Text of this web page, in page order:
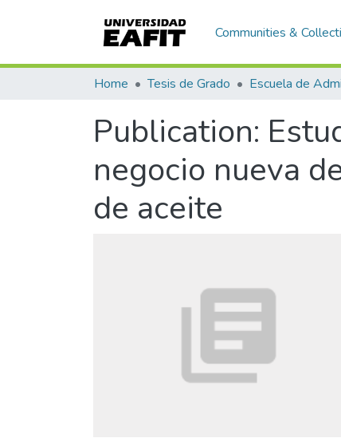
Communities &
Home Tesis de Grado Escuela de
Publication:
negocio nueva
de aceite